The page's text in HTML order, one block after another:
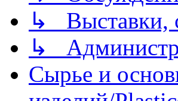
↳ Выставки,
↳
Сырье и